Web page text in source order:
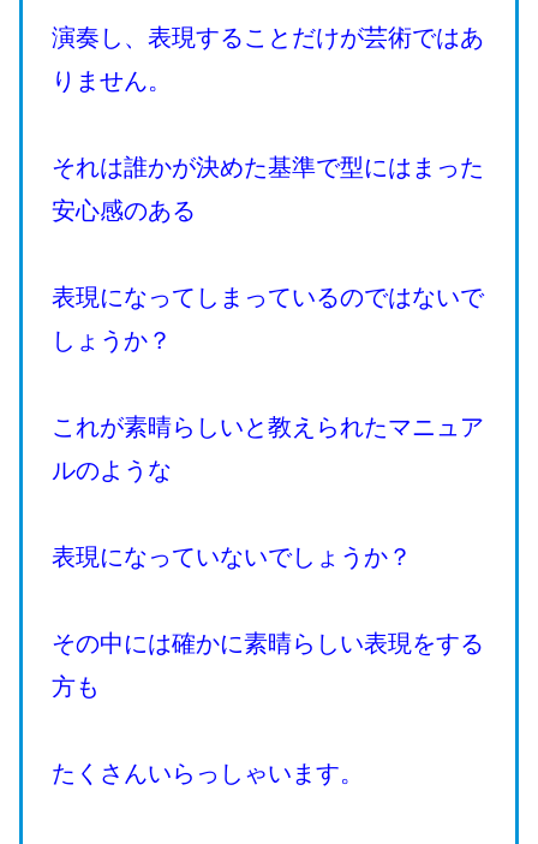
演奏し、表現することだけが芸術ではあ
りません。
それは誰かが決めた基準で型にはまった
安心感のある
表現になってしまっているのではないで
しょうか？
これが素晴らしいと教えられたマニュア
ルのような
表現になっていないでしょうか？
その中には確かに素晴らしい表現をする
方も
たくさんいらっしゃいます。